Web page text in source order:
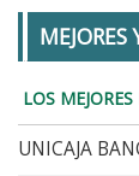
MEJORES
LOS
UNICAJA